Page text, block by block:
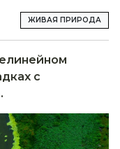
ЖИВАЯ ПРИРОДА
с